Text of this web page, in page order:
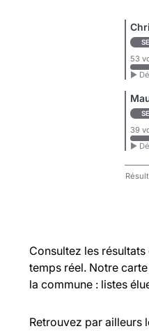
SE
53
►
SE
39
►
Consultez les résultats
temps réel. Notre
la commune : listes
Retrouvez par ailleurs